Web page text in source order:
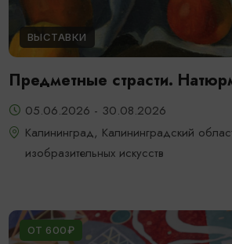
ВЫСТАВКИ
Предметные страсти.
05.06.2026 - 30.08.2026
Калининград, Калининградский
изобразительных искусств
ОТ 600₽